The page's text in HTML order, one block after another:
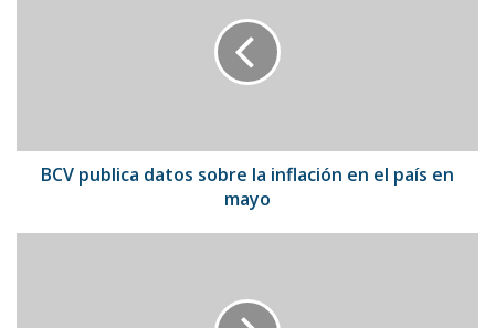
país
BCV publica datos sobre la inflación en el país en
mayo